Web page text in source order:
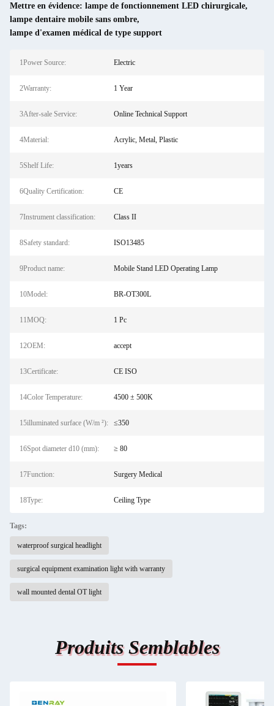
Mettre en évidence: lampe de fonctionnement LED chirurgicale,
lampe dentaire mobile sans ombre,
lampe d'examen médical de type support
1Power Source: Electric
2Warranty: 1 Year
3After-sale Service: Online Technical Support
4Material: Acrylic, Metal, Plastic
5Shelf Life: 1years
6Quality Certification: CE
7Instrument classification: Class II
8Safety standard: ISO13485
9Product name: Mobile Stand LED Operating Lamp
10Model: BR-OT300L
11MOQ: 1 Pc
12OEM: accept
13Certificate: CE ISO
14Color Temperature: 4500 ± 500K
15illuminated surface (W/m ²): ≤350
16Spot diameter d10 (mm): ≥ 80
17Function: Surgery Medical
18Type: Ceiling Type
Tags:
waterproof surgical headlight
surgical equipment examination light with warranty
wall mounted dental OT light
Produits Semblables